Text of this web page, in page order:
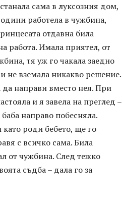
сама в луксозния дом,
работела в чужбина,
отдавна била
работа. Имала приятел, от
тя уж го чакала заедно
не вземала никакво решение.
направи вместо нея. При
и я завела на преглед –
направо побесняла.
роди бебето, ще го
с всичко сама. Била
от чужбина. След тежко
съдба – дала го за